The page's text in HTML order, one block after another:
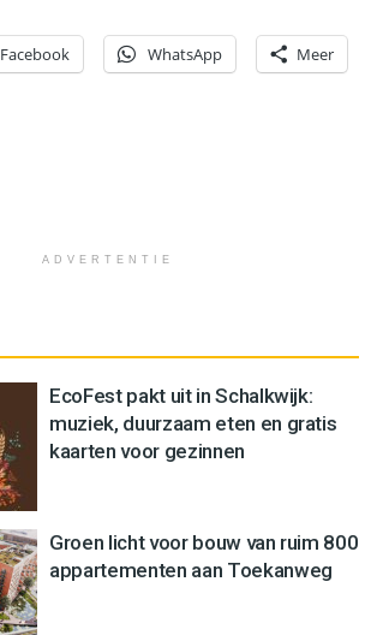
Facebook WhatsApp Meer
ADVERTENTIE
EcoFest pakt uit in Schalkwijk:
muziek, duurzaam eten en gratis
kaarten voor gezinnen
Groen licht voor bouw van ruim 800
appartementen aan Toekanweg